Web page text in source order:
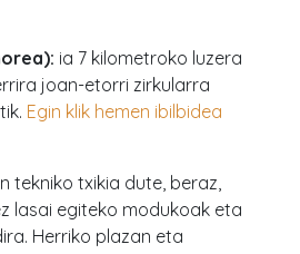
ia 7 kilometroko luzera
joan-etorri zirkularra
Egin klik hemen ibilbidea
tekniko txikia dute, beraz,
lasai egiteko modukoak eta
Herriko plazan eta